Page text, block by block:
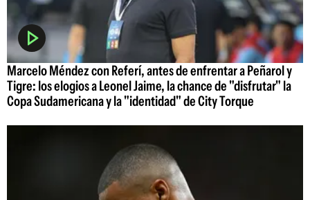
Marcelo Méndez con Referí, antes de enfrentar a Peñarol y
Tigre: los elogios a Leonel Jaime, la chance de "disfrutar" la
Copa Sudamericana y la "identidad" de City Torque